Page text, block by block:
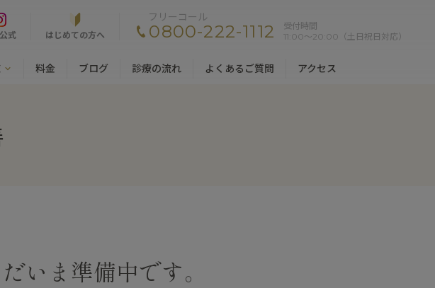
式 はじめての方へ
フリーコール
0800-222-1112
受付時間
11:00〜20:00（土日祝日対応）
料金 ブログ 診療の流れ よくあるご質問 アクセス
いま準備中です。